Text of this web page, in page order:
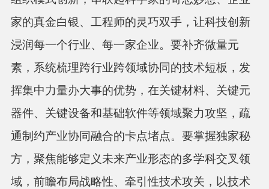
家的真金白银、工程师的灵巧双手，让科技创新
浸润每一个行业、每一家企业。要补齐微量元
素，系统梳理跨行业跨领域协同的技术短板，发
挥集中力量办大事的优势，在关键材料、关键元
器件、关键设备和基础软件等领域聚力攻坚，疏
通制约产业协同融合的卡点堵点。要掌握独家秘
方，聚焦能够定义未来产业形态的多学科交叉领
域，前瞻布局战略性、牵引性技术攻关，以技术